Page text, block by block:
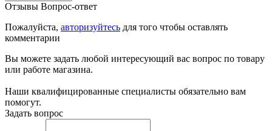
Отзывы Вопрос-ответ
Пожалуйста, авторизуйтесь для того чтобы оставлять
комментарии
Вы можете задать любой интересующий вас вопрос по товару
или работе магазина.
Наши квалифицированные специалисты обязательно вам
помогут.
Задать вопрос